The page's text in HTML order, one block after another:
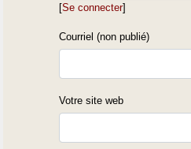
[Se connecter]
Courriel (non publié)
Votre site web